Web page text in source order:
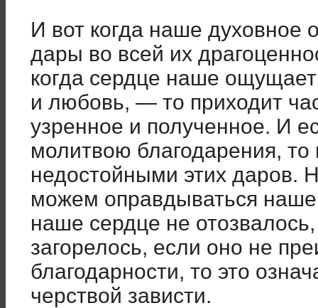
И вот когда наше духовное
дары во всей их
когда сердце наше
и любовь, — то приходит
узренное и полученное. И
молитвою благодарения,
недостойными этих даров.
можем оправдываться
наше сердце не
загорелось, если оно не
благодарности, то это
черствой зависти.